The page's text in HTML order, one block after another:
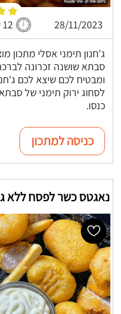
28/11/2023 12 שעות ו-50 דקות
ג'חנון תימני אסלי מתכון
סבתא שושנה זכרונה
ומבטיח לכם שיצא לכם
לסחוג ירוק תימני של
כנסו.
כניסה למתכון
נאגטס כשר לפסח ללא